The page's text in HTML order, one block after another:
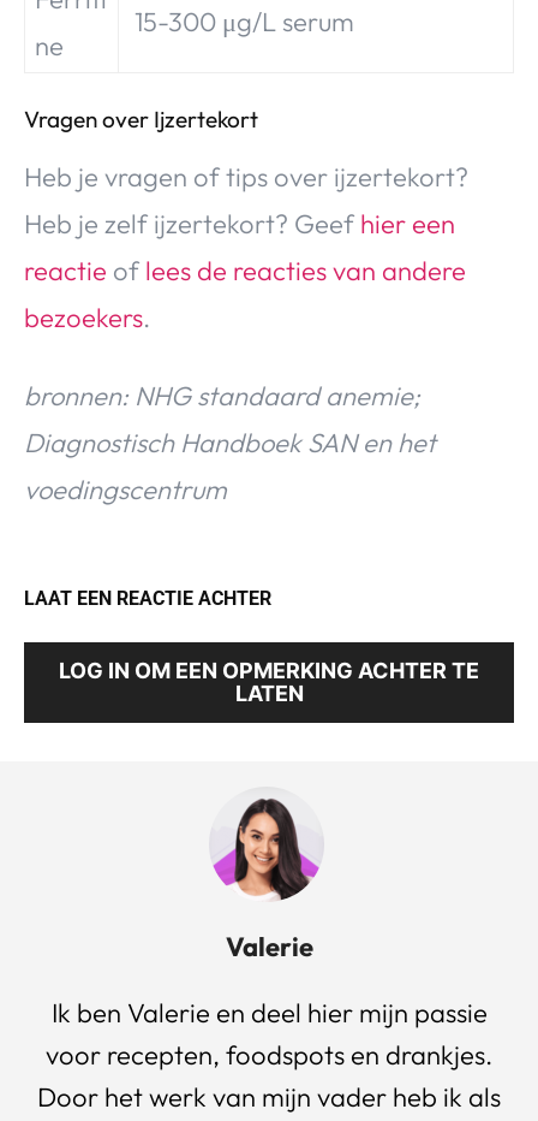
ne
15-300 μg/L serum
Vragen over Ijzertekort
Heb je vragen of tips over ijzertekort?
Heb je zelf ijzertekort? Geef hier een
reactie of lees de reacties van andere
bezoekers.
bronnen: NHG standaard anemie;
Diagnostisch Handboek SAN en het
voedingscentrum
LAAT EEN REACTIE ACHTER
LOG IN OM EEN OPMERKING ACHTER TE
LATEN
Valerie
Ik ben Valerie en deel hier mijn passie
voor recepten, foodspots en drankjes.
Door het werk van mijn vader heb ik als